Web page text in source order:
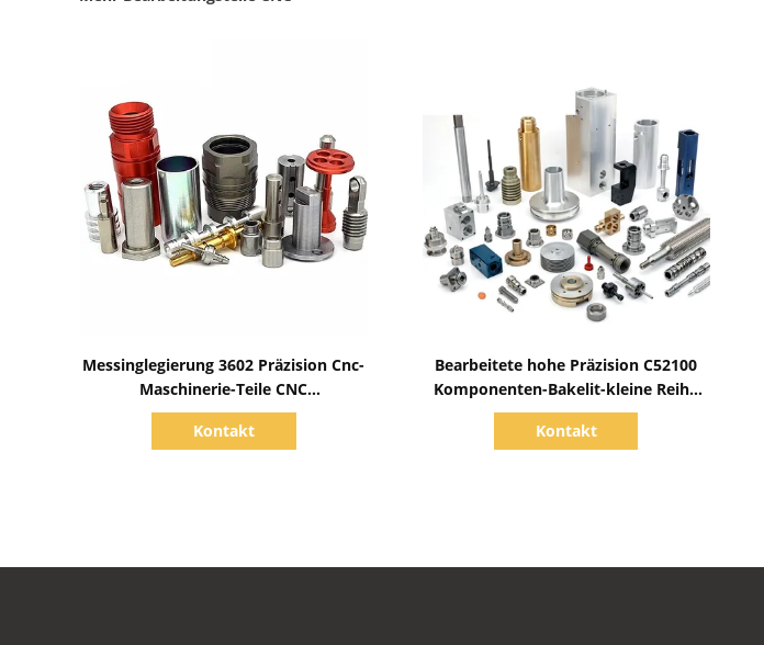
Messinglegierung 3602 Präzision Cnc-
Maschinerie-Teile CNC
Bearbeitungsteil-SS303
Kontakt
Bearbeitete hohe Präzision C52100
Komponenten-Bakelit-kleine Reihe
maschinell
Kontakt